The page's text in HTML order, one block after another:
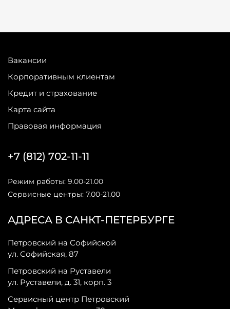
Вакансии
Корпоративным клиентам
Кредит и страхование
Карта сайта
Правовая информация
АДРЕСА В САНКТ-ПЕТЕРБУРГЕ
Петровский на Софийской
ул. Софийская, 87
Петровский на Руставели
ул. Руставели, д. 31, корп. 3
Сервисный центр Петровский
+7 (812) 702-11-11
Режим работы: 9.00-21.00
Сервисные центры: 7.00-21.00